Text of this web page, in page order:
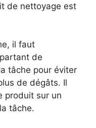
de nettoyage est
il faut
de
tâche pour éviter
de dégâts. Il
produit sur un
tâche.